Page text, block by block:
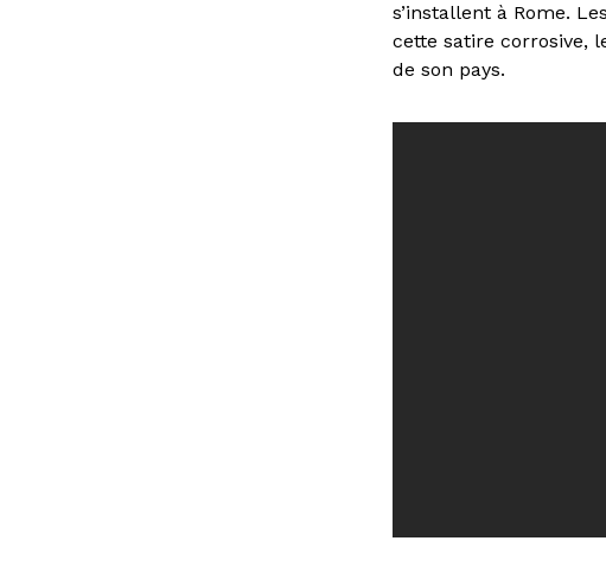
s’installent à Rome.
cette satire corrosive,
de son pays.